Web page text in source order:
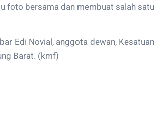
foto bersama dan membuat salah satu
Edi Novial, anggota dewan, Kesatuan
Barat. (kmf)